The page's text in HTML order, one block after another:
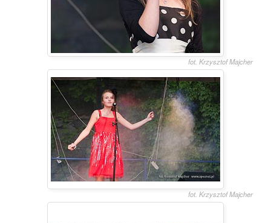
fot. Krzysztof Majcher
fot. Krzysztof Majcher